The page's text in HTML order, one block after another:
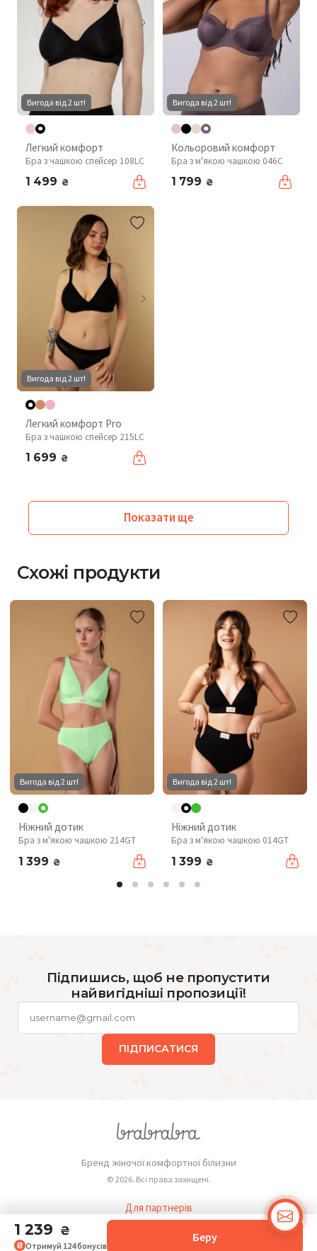
1 239 ₴
Отримуй 124бонусів
Беру
Вигода від 2 шт!
Легкий комфорт
Бра з чашкою спейсер 108LC
1 499 ₴
Вигода від 2 шт!
Кольоровий комфорт
Бра з м'якою чашкою 046C
1 799 ₴
Вигода від 2 шт!
Легкий комфорт Pro
Бра з чашкою спейсер 215LC
1 699 ₴
Показати ще
Схожі продукти
Вигода від 2 шт!
Ніжний дотик
Бра з м'якою чашкою 214GT
1 399 ₴
Вигода від 2 шт!
Ніжний дотик
Бра з м'якою чашкою 014GT
1 399 ₴
Підпишись, щоб не пропустити
найвигідніші пропозиції!
ПІДПИСАТИСЯ
Бренд жіночої комфортної білизни
© 2026. Всі права захищені.
Для партнерів